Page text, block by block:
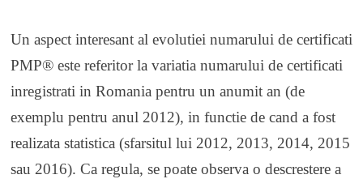
Un aspect interesant al evolutiei numarului de certificati
PMP® este referitor la variatia numarului de certificati
inregistrati in Romania pentru un anumit an (de
exemplu pentru anul 2012), in functie de cand a fost
realizata statistica (sfarsitul lui 2012, 2013, 2014, 2015
sau 2016). Ca regula, se poate observa o descrestere a